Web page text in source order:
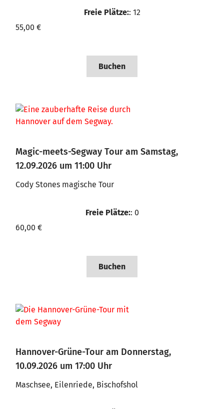
Freie Plätze:: 12
55,00 €
Buchen
Magic-meets-Segway Tour am Samstag,
12.09.2026 um 11:00 Uhr
Cody Stones magische Tour
Freie Plätze:: 0
60,00 €
Buchen
Hannover-Grüne-Tour am Donnerstag,
10.09.2026 um 17:00 Uhr
Maschsee, Eilenriede, Bischofshol